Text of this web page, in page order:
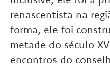
renascentista na
forma, ele foi
metade do século
encontros do